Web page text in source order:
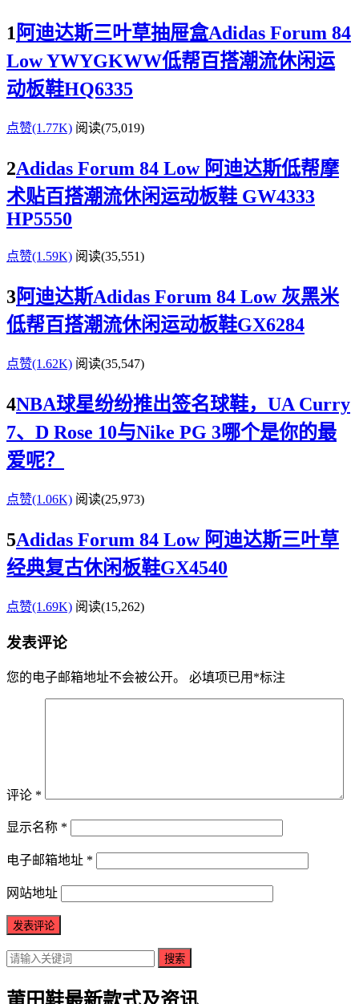
1 阿迪达斯三叶草抽屉盒Adidas Forum 84
Low YWYGKWW低帮百搭潮流休闲运
动板鞋HQ6335
点赞(1.77K) 阅读(75,019)
2Adidas Forum 84 Low 阿迪达斯低帮摩
术贴百搭潮流休闲运动板鞋 GW4333
HP5550
点赞(1.59K) 阅读(35,551)
3阿迪达斯Adidas Forum 84 Low 灰黑米
低帮百搭潮流休闲运动板鞋GX6284
点赞(1.62K) 阅读(35,547)
4NBA球星纷纷推出签名球鞋，UA Curry
7、D Rose 10与Nike PG 3哪个是你的最
爱呢？
点赞(1.06K) 阅读(25,973)
5Adidas Forum 84 Low 阿迪达斯三叶草
经典复古休闲板鞋GX4540
点赞(1.69K) 阅读(15,262)
发表评论
您的电子邮箱地址不会被公开。 必填项已用 *标注
评论 *
显示名称 *
电子邮箱地址 *
网站地址
搜索